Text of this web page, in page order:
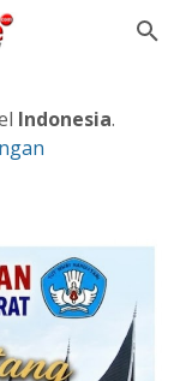
Indonesia.